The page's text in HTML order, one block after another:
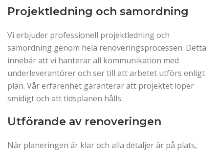
Projektledning och samordning
Vi erbjuder professionell projektledning och
samordning genom hela renoveringsprocessen. Detta
innebär att vi hanterar all kommunikation med
underleverantörer och ser till att arbetet utförs enligt
plan. Vår erfarenhet garanterar att projektet löper
smidigt och att tidsplanen hålls.
Utförande av renoveringen
När planeringen är klar och alla detaljer är på plats,